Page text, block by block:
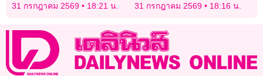
31 กรกฎาคม 2569 18:21 น.
โปรตีนสูง “The Power Up
Series”
31 กรกฎาคม 2569 18:16 น.